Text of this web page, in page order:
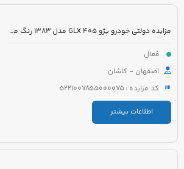
مزایده دولتی خودرو پژو 405 GLX مدل 1383 رنگ مشکی متالیک
فعال
اصفهان - کاشان
کد مزایده : 5221007855000075
اطلاعات بیشتر